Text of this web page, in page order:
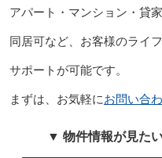
アパート・マンション・貸
同居可など、お客様のライ
サポートが可能です。
まずは、お気軽にお問い合
▼ 物件情報が見た